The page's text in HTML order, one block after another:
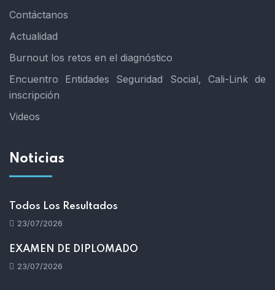
Contáctanos
Actualidad
Burnout los retos en el diagnóstico
Encuentro Entidades Seguridad Social, Cali-Link de
inscripción
Videos
Noticias
Todos Los Resultados
23/07/2026
EXAMEN DE DIPLOMADO
23/07/2026